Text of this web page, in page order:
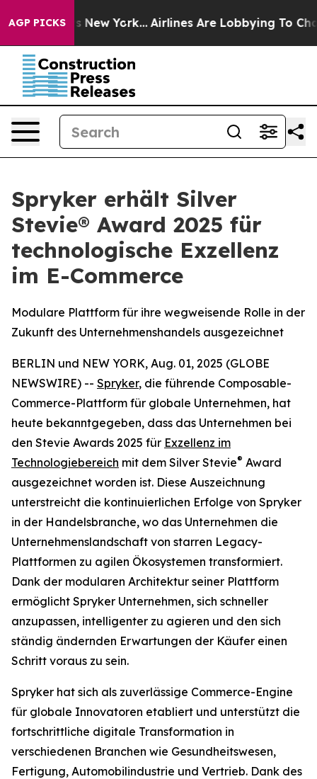
AGP PICKS
News New York... Airlines Are Lobbying To
Spryker erhält Silver
Stevie® Award 2025 für
technologische Exzellenz
im E-Commerce
Modulare Plattform für ihre wegweisende Rolle in der
Zukunft des Unternehmenshandels ausgezeichnet
BERLIN und NEW YORK, Aug. 01, 2025 (GLOBE
NEWSWIRE) -- Spryker, die führende Composable-
Commerce-Plattform für globale Unternehmen, hat
heute bekanntgegeben, dass das Unternehmen bei
den Stevie Awards 2025 für Exzellenz im
Technologiebereich mit dem Silver Stevie® Award
ausgezeichnet worden ist. Diese Auszeichnung
unterstreicht die kontinuierlichen Erfolge von Spryker
in der Handelsbranche, wo das Unternehmen die
Unternehmenslandschaft von starren Legacy-
Plattformen zu agilen Ökosystemen transformiert.
Dank der modularen Architektur seiner Plattform
ermöglicht Spryker Unternehmen, sich schneller
anzupassen, intelligenter zu agieren und den sich
ständig ändernden Erwartungen der Käufer einen
Schritt voraus zu sein.
Spryker hat sich als zuverlässige Commerce-Engine
für globale Innovatoren etabliert und unterstützt die
fortschrittliche digitale Transformation in
verschiedenen Branchen wie Gesundheitswesen,
Fertigung, Automobilindustrie und Vertrieb. Dank des